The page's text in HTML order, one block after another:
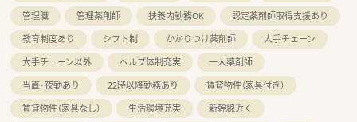
管理職
管理薬剤師 扶養内勤務OK
認定薬剤師取得支援あり
教育制度あり
シフト制 かかりつけ薬剤師
大手チェーン
大手チェーン以外
ヘルプ体制充実
一人薬剤師
当直・夜勤あり
22時以降勤務あり
賃貸物件（家具付き）
賃貸物件（家具なし）
生活環境充実
新幹線近く